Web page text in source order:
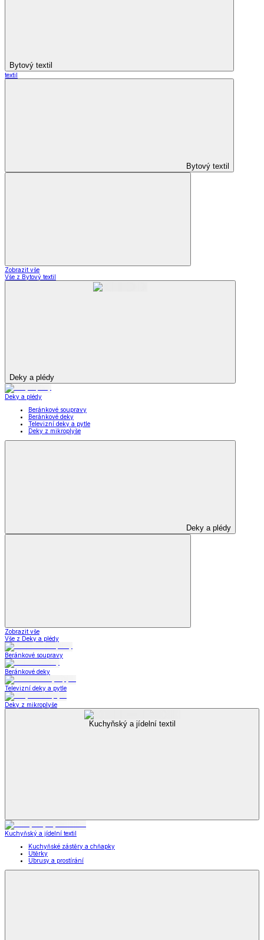
Bytový textil
textil
Bytový textil
Zobrazit vše
Vše z Bytový textil
Deky a plédy
Deky a plédy
Beránkové soupravy
Beránkové deky
Televizní deky a pytle
Deky z mikroplyše
Deky a plédy
Zobrazit vše
Vše z Deky a plédy
Beránkové soupravy
Beránkové deky
Televizní deky a pytle
Deky z mikroplyše
Kuchyňský a jídelní textil
Kuchyňský a jídelní textil
Kuchyňské zástěry a chňapky
Utěrky
Ubrusy a prostírání